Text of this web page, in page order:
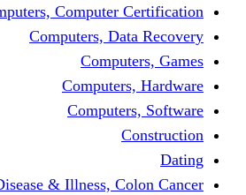
Computers, Computer
Computers,
Disease & Illness,